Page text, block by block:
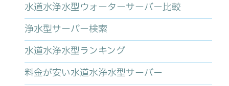
水道水浄水型ウォーターサーバー比較
浄水型サーバー検索
水道水浄水型ランキング
料金が安い水道水浄水型サーバー